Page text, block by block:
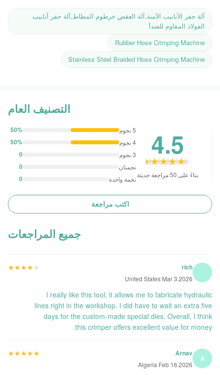
آلة حفر الأنابيب الآمنة,آلة العقص خرطوم المطاط,آلة حفر أنابيب
الفولاذ المقاوم للصدأ
Rubber Hose Crimping Machine
Stainless Steel Braided Hose Crimping Machine
التصنيف العام
4.5
★★★★★
★★★★★
بناءً على 50 مراجعة حديثة
5 نجوم 50%
4 نجوم 50%
3 نجوم 0
نجمتان 0
نجمة واحدة 0
اكتب مراجعة
جميع المراجعات
rich
United States Mar 3.2026
★★★★★
★★★★★
I really like this tool; it allows me to fabricate hydraulic
lines right in the workshop. I did have to wait an extra five
days for the custom-made special dies. Overall, I think
this crimper offers excellent value for money.
A
Arnav
Algeria Feb 16.2026
★★★★★
★★★★★